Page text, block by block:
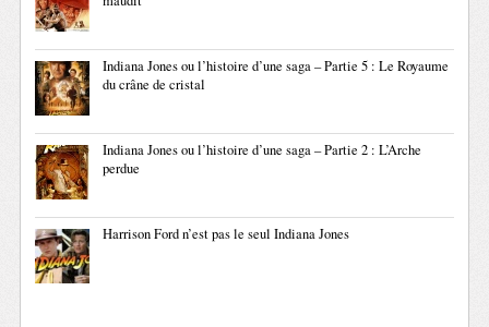
Indiana Jones ou l’histoire d’une saga – Partie 5 : Le Royaume
du crâne de cristal
Indiana Jones ou l’histoire d’une saga – Partie 2 : L’Arche
perdue
Harrison Ford n’est pas le seul Indiana Jones